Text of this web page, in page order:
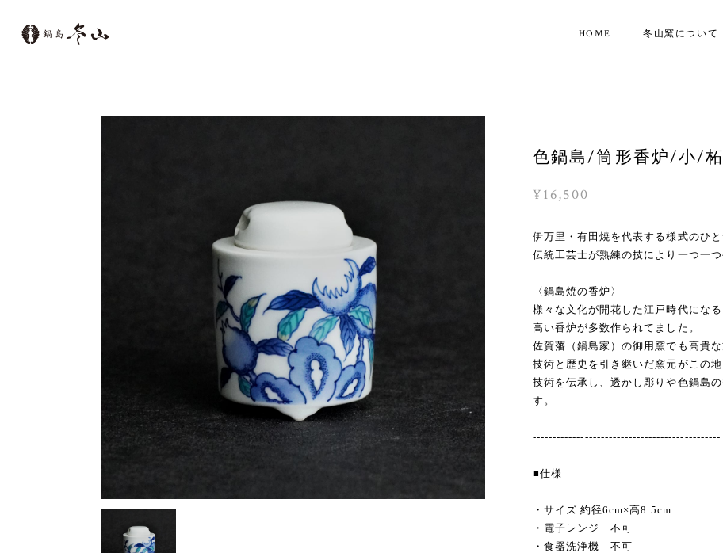
HOME 冬山窯について
色鍋島/筒形香炉/小/
¥16,500
伊万里・有田焼を代表する様式のひ
伝統工芸士が熟練の技により一つ一
〈鍋島焼の香炉〉
様々な文化が開花した江戸時代にな
高い香炉が多数作られてました。
佐賀藩（鍋島家）の御用窯でも高貴
技術と歴史を引き継いだ窯元がこの
技術を伝承し、透かし彫りや色鍋島
す。
-----------------------------------------------
■仕様
・サイズ 約径6cm×高8.5cm
・電子レンジ 不可
・食器洗浄機 不可